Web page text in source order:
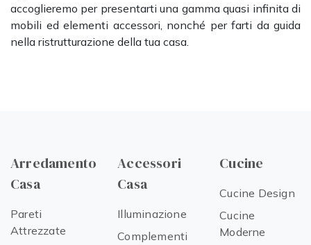
accoglieremo per presentarti una gamma quasi infinita di
mobili ed elementi accessori, nonché per farti da guida
nella ristrutturazione della tua casa.
Arredamento
Casa
Pareti
Attrezzate
Accessori
Casa
Illuminazione
Complementi
Cucine
Cucine Design
Cucine
Moderne